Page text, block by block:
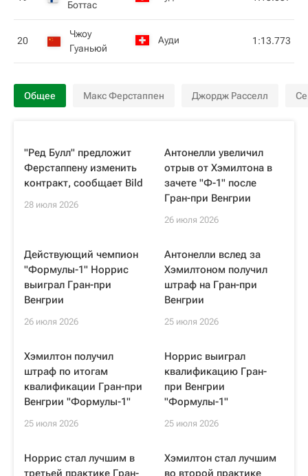
Боттас
20
Чжоу
Гуаньюй
Ауди 1:13.773
Общее Макс Ферстаппен Джордж Расселл
"Ред Булл" предложит
Ферстаппену изменить
контракт, сообщает Bild
28 июля 2026
Антонелли увеличил
отрыв от Хэмилтона в
зачете "Ф-1" после
Гран-при Венгрии
26 июля 2026
Действующий чемпион
"Формулы-1" Норрис
выиграл Гран-при
Венгрии
26 июля 2026
Антонелли вслед за
Хэмилтоном получил
штраф на Гран-при
Венгрии
25 июля 2026
Хэмилтон получил
штраф по итогам
квалификации Гран-при
Венгрии "Формулы-1"
25 июля 2026
Норрис выиграл
квалификацию Гран-
при Венгрии
"Формулы-1"
25 июля 2026
Норрис стал лучшим в
третьей практике Гран-
Хэмилтон стал лучшим
во второй практике